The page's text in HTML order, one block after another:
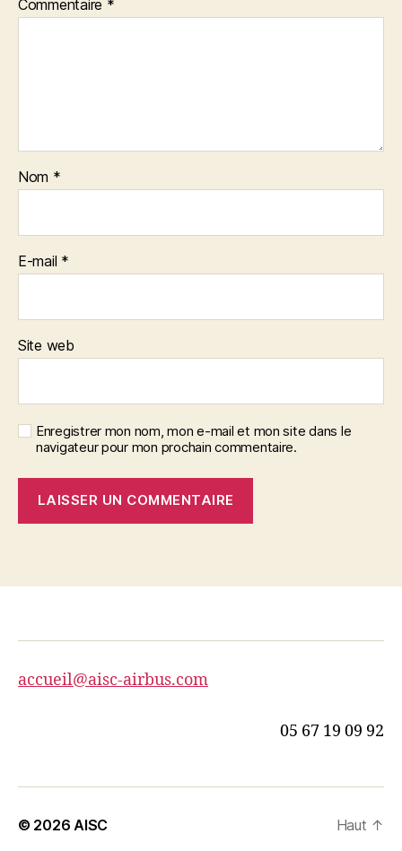
Commentaire *
Nom *
E-mail *
Site web
Enregistrer mon nom, mon e-mail et mon site dans le
navigateur pour mon prochain commentaire.
accueil@aisc-airbus.com
05 67 19 09 92
© 2026 AISC Haut ↑